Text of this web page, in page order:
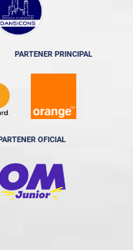
PARTENER PRINCIPAL
OFICIAL